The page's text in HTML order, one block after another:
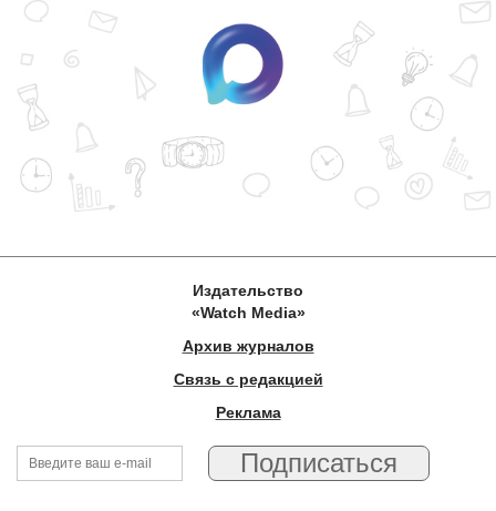
Издательство
«Watch Media»
Архив журналов
Связь с редакцией
Реклама